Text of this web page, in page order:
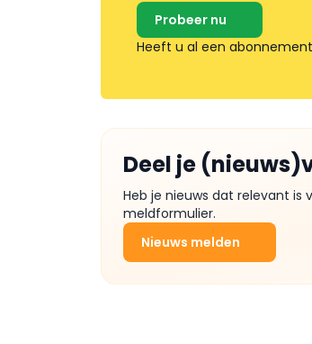
Probeer nu
Heeft u al een
Deel je
Heb je nieuws dat relevant
meldformulier.
Nieuws melden